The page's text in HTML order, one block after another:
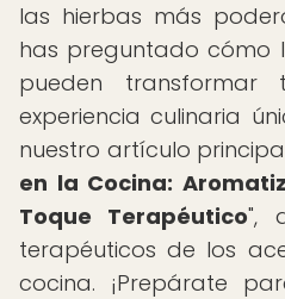
las hierbas más
has preguntado cómo
pueden
experiencia culinaria
nuestro artículo
en la Cocina:
Toque Terapéutico",
terapéuticos de los
cocina. ¡Prepárate